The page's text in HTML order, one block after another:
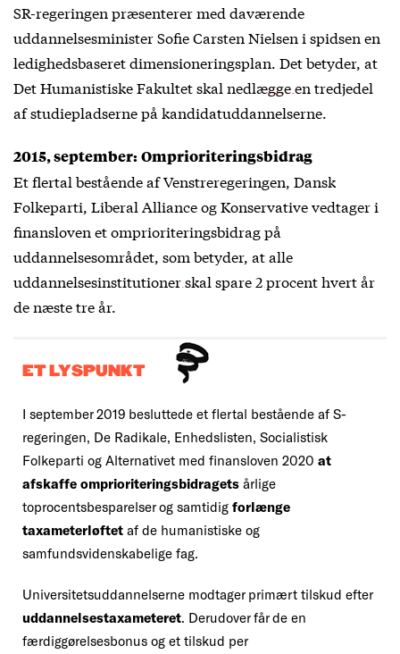
SR-regeringen præsenterer med daværende
uddannelsesminister Sofie Carsten Nielsen i spidsen en
ledighedsbaseret dimensioneringsplan. Det betyder, at
Det Humanistiske Fakultet skal nedlægge en tredjedel
af studiepladsernepå kandidatuddannelserne.
2015, september:Omprioriteringsbidrag
Et flertal bestående af Venstreregeringen, Dansk
Folkeparti, Liberal Alliance og Konservative vedtager i
finansloven et omprioriteringsbidrag på
uddannelsesområdet, som betyder, atalle
uddannelsesinstitutioner skal spare 2 procenthvert år
de næste tre år.
ET LYSPUNKT
I september 2019 besluttede et flertal bestående af S-
regeringen, De Radikale, Enhedslisten, Socialistisk
Folkeparti og Alternativet med finansloven 2020 at
afskaffe omprioriteringsbidragets årlige
toprocentsbesparelser og samtidig forlænge
taxameterløftet af de humanistiske og
samfundsvidenskabelige fag.
Universitetsuddannelserne modtager primært tilskud efter
uddannelsestaxameteret . Derudover får de en
færdiggørelsesbonus og et tilskud per